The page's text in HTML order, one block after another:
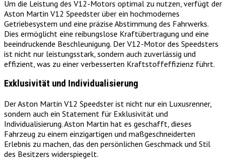
Um die Leistung des V12-Motors optimal zu nutzen, verfügt der
Aston Martin V12 Speedster über ein hochmodernes
Getriebesystem und eine präzise Abstimmung des Fahrwerks.
Dies ermöglicht eine reibungslose Kraftübertragung und eine
beeindruckende Beschleunigung. Der V12-Motor des Speedsters
ist nicht nur leistungsstark, sondern auch zuverlässig und
effizient, was zu einer verbesserten Kraftstoffeffizienz führt.
Exklusivität und Individualisierung
Der Aston Martin V12 Speedster ist nicht nur ein Luxusrenner,
sondern auch ein Statement für Exklusivität und
Individualisierung. Aston Martin hat es geschafft, dieses
Fahrzeug zu einem einzigartigen und maßgeschneiderten
Erlebnis zu machen, das den persönlichen Geschmack und Stil
des Besitzers widerspiegelt.